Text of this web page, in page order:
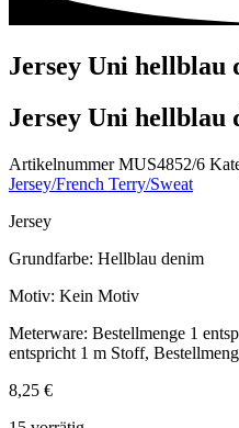
Jersey Uni hellblau
Jersey Uni hellblau
ArtikelnummerMUS4852/6
Jersey/French Terry/Sweat
Jersey
Grundfarbe: Hellblau denim
Motiv: Kein Motiv
Meterware: Bestellmenge 1
entspricht 1 m Stoff,
8,25 €